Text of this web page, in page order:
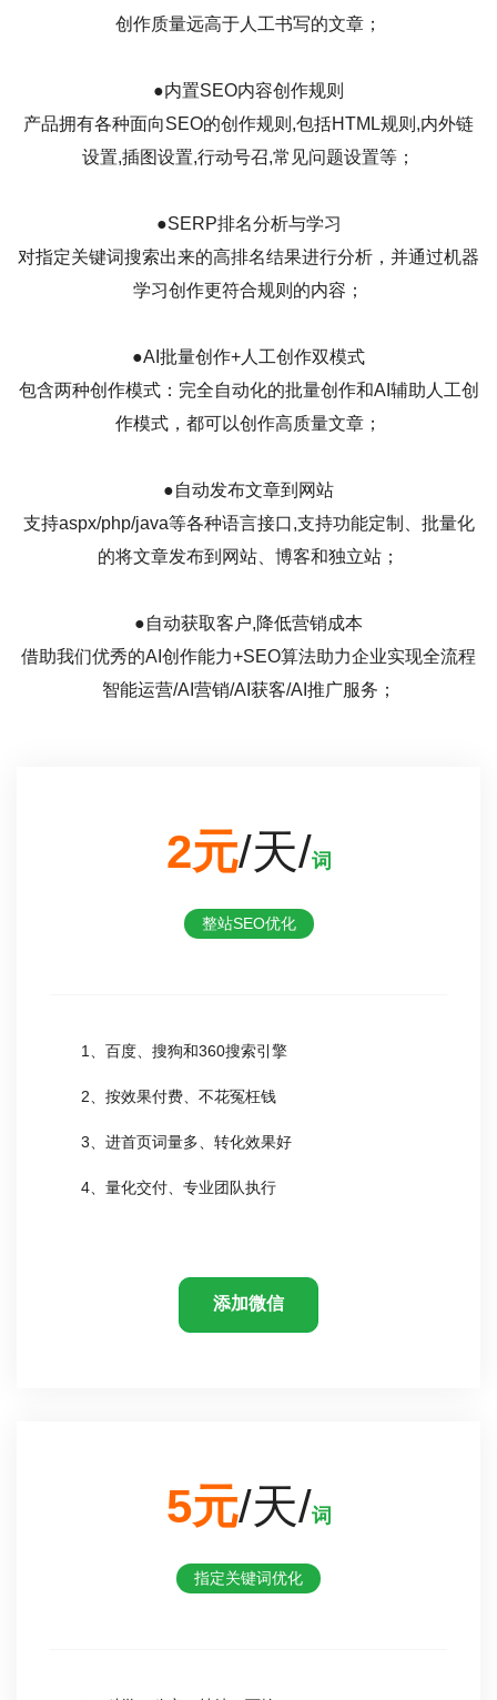
创作质量远高于人工书写的文章；
●内置SEO内容创作规则
产品拥有各种面向SEO的创作规则,包括HTML规则,内外链
设置,插图设置,行动号召,常见问题设置等；
●SERP排名分析与学习
对指定关键词搜索出来的高排名结果进行分析，并通过机器
学习创作更符合规则的内容；
●AI批量创作+人工创作双模式
包含两种创作模式：完全自动化的批量创作和AI辅助人工创
作模式，都可以创作高质量文章；
●自动发布文章到网站
支持aspx/php/java等各种语言接口,支持功能定制、批量化
的将文章发布到网站、博客和独立站；
●自动获取客户,降低营销成本
借助我们优秀的AI创作能力+SEO算法助力企业实现全流程
智能运营/AI营销/AI获客/AI推广服务；
2元/天/词
整站SEO优化
1、百度、搜狗和360搜索引擎
2、按效果付费、不花冤枉钱
3、进首页词量多、转化效果好
4、量化交付、专业团队执行
添加微信
5元/天/词
指定关键词优化